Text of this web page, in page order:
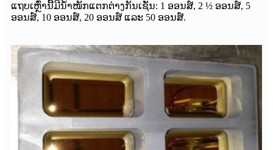
ແຖບເຫຼົ່ານີ້ມີນໍ້າໜັກແຕກຕ່າງກັນເຊັ່ນ: 1 ອອນສ໌, 2 ½ ອອນສ໌, 5
ອອນສ໌, 10 ອອນສ໌, 20 ອອນສ໌ ແລະ 50 ອອນສ໌.